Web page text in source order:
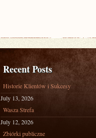
Recent Posts
Historie Klientów i Sukcesy
July 13, 2026
Wasza Strefa
July 12, 2026
Zbiórki publiczne